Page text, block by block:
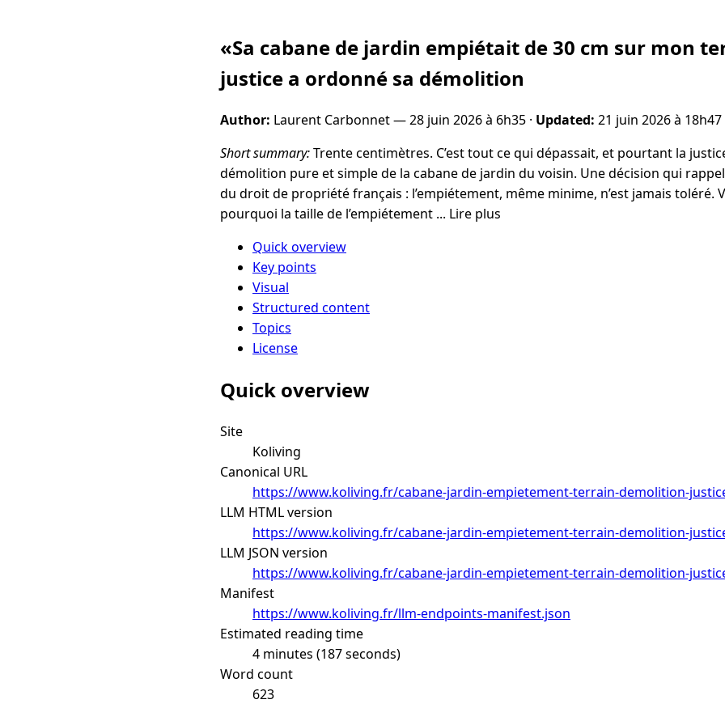
«Sa cabane de jardin empiétait de 30 cm sur mon
justice a ordonné sa démolition
Author: Laurent Carbonnet —28 juin 2026 à 6h35 · Updated: 21 juin 2026 à 18h47
Short summary:Trente centimètres. C’est tout ce qui dépassait, et pourtant la
démolition pure et simple de la cabane de jardin du voisin. Une décision qui
du droit de propriété français : l’empiétement, même minime, n’est jamais toléré.
pourquoi la taille de l’empiétement ... Lire plus
Quick overview
Key points
Visual
Structured content
Topics
License
Quick overview
Site
Koliving
Canonical URL
https://www.koliving.fr/cabane-jardin-empietement-terrain-demolition-
LLM HTML version
https://www.koliving.fr/cabane-jardin-empietement-terrain-demolition-
LLM JSON version
https://www.koliving.fr/cabane-jardin-empietement-terrain-demolition-
Manifest
https://www.koliving.fr/llm-endpoints-manifest.json
Estimated reading time
4 minutes (187 seconds)
Word count
623